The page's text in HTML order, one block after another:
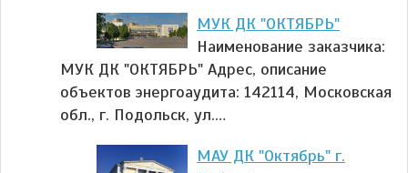
МУК ДК "ОКТЯБРЬ"
Наименование заказчика:
МУК ДК "ОКТЯБРЬ" Адрес, описание
объектов энергоаудита: 142114, Московская
обл., г. Подольск, ул.…
МАУ ДК "Октябрь" г.